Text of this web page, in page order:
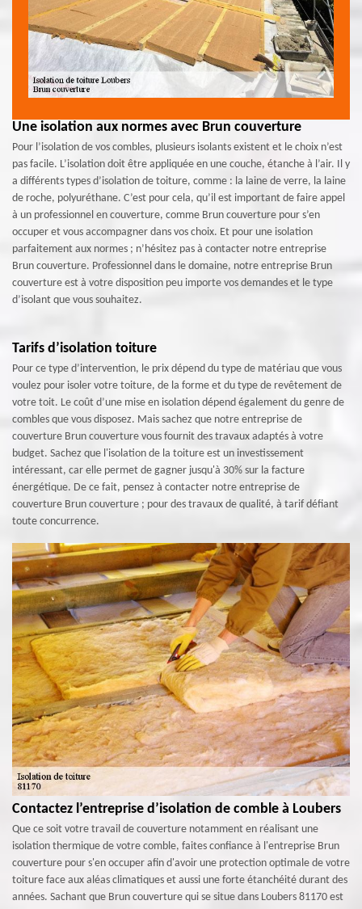
Une isolation aux normes avec Brun couverture
Pour l’isolation de vos combles, plusieurs isolants existent et le choix n’est
pas facile. L’isolation doit être appliquée en une couche, étanche à l’air. Il y
a différents types d’isolation de toiture, comme : la laine de verre, la laine
de roche, polyuréthane. C’est pour cela, qu’il est important de faire appel
à un professionnel en couverture, comme Brun couverture pour s’en
occuper et vous accompagner dans vos choix. Et pour une isolation
parfaitement aux normes ; n’hésitez pas à contacter notre entreprise
Brun couverture. Professionnel dans le domaine, notre entreprise Brun
couverture est à votre disposition peu importe vos demandes et le type
d’isolant que vous souhaitez.
Tarifs d’isolation toiture
Pour ce type d’intervention, le prix dépend du type de matériau que vous
voulez pour isoler votre toiture, de la forme et du type de revêtement de
votre toit. Le coût d’une mise en isolation dépend également du genre de
combles que vous disposez. Mais sachez que notre entreprise de
couverture Brun couverture vous fournit des travaux adaptés à votre
budget. Sachez que l'isolation de la toiture est un investissement
intéressant, car elle permet de gagner jusqu'à 30% sur la facture
énergétique. De ce fait, pensez à contacter notre entreprise de
couverture Brun couverture ; pour des travaux de qualité, à tarif défiant
toute concurrence.
Contactez l’entreprise d’isolation de comble à Loubers
Que ce soit votre travail de couverture notamment en réalisant une
isolation thermique de votre comble, faites confiance à l'entreprise Brun
couverture pour s'en occuper afin d'avoir une protection optimale de votre
toiture face aux aléas climatiques et aussi une forte étanchéité durant des
années. Sachant que Brun couverture qui se situe dans Loubers 81170 est